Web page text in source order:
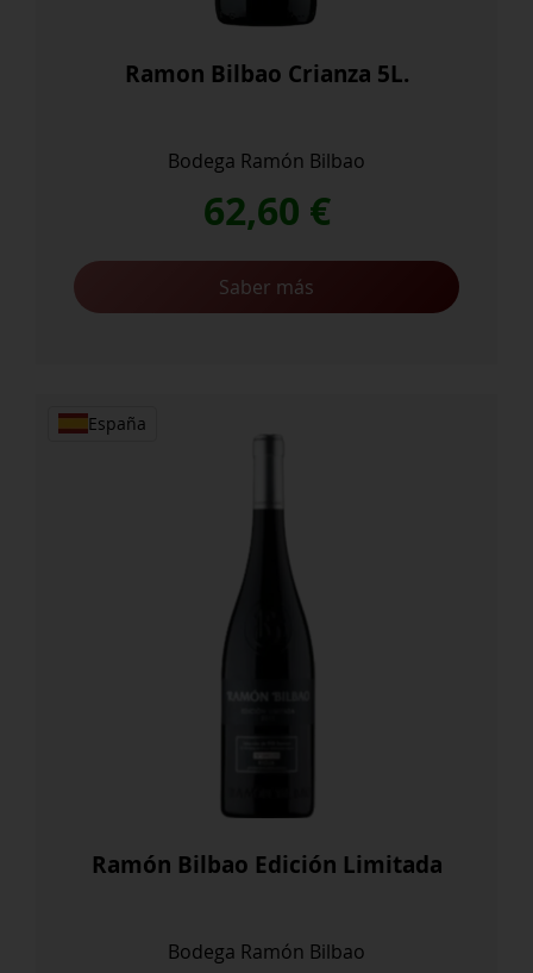
Ramon Bilbao Crianza 5L.
Bodega Ramón Bilbao
62,60 €
Saber más
España
Ramón Bilbao Edición Limitada
Bodega Ramón Bilbao